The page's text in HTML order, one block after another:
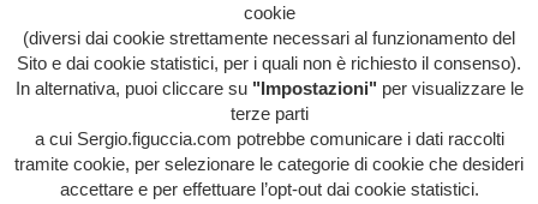
HOME/ARCHIVIO ARTE/PITTURA/SERIE
IMPRONTE DI ARMSTRONG SULLA LUNA
Impronte di Armstrong sulla
cookie
(diversi dai cookie strettamente necessari al funzionamento del
Sito e dai cookie statistici, per i quali non è richiesto il consenso).
In alternativa, puoi cliccare su "Impostazioni" per visualizzare le
terze parti
a cui Sergio.figuccia.com potrebbe comunicare i dati raccolti
tramite cookie, per selezionare le categorie di cookie che desideri
accettare e per effettuare l’opt-out dai cookie statistici.